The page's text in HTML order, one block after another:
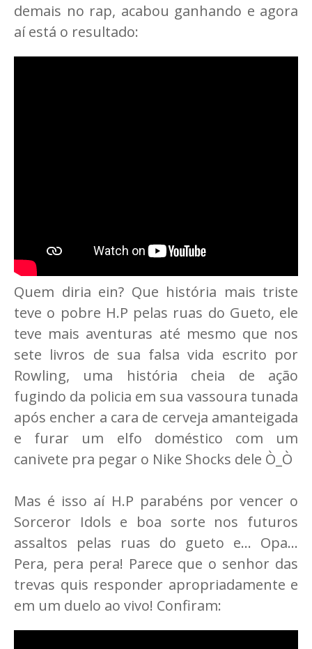
demais no rap, acabou ganhando e agora
aí está o resultado:
Quem diria ein? Que história mais triste
teve o pobre H.P pelas ruas do Gueto, ele
teve mais aventuras até mesmo que nos
sete livros de sua falsa vida escrito por
Rowling, uma história cheia de ação
fugindo da policia em sua vassoura tunada
após encher a cara de cerveja amanteigada
e furar um elfo doméstico com um
canivete pra pegar o Nike Shocks dele Ò_Ò
Mas é isso aí H.P parabéns por vencer o
Sorceror Idols e boa sorte nos futuros
assaltos pelas ruas do gueto e... Opa...
Pera, pera pera! Parece que o senhor das
trevas quis responder apropriadamente e
em um duelo ao vivo! Confiram: